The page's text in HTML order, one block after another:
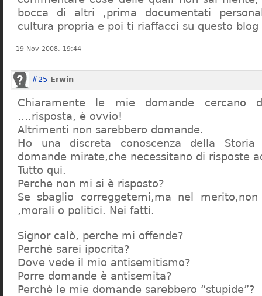
bocca di altri ,prima documentati
cultura propria e poi ti riaffacci su questo blog
19 Nov 2008, 19:44
#25 Erwin
Chiaramente le mie domande cercano
….risposta, è ovvio!
Altrimenti non sarebbero domande.
Ho una discreta conoscenza della
domande mirate,che necessitano di risposte
Tutto qui.
Perche non mi si è risposto?
Se sbaglio correggetemi,ma nel
,morali o politici. Nei fatti.
Signor calò, perche mi offende?
Perchè sarei ipocrita?
Dove vede il mio antisemitismo?
Porre domande è antisemita?
Perchè le mie domande sarebbero “stupide”?